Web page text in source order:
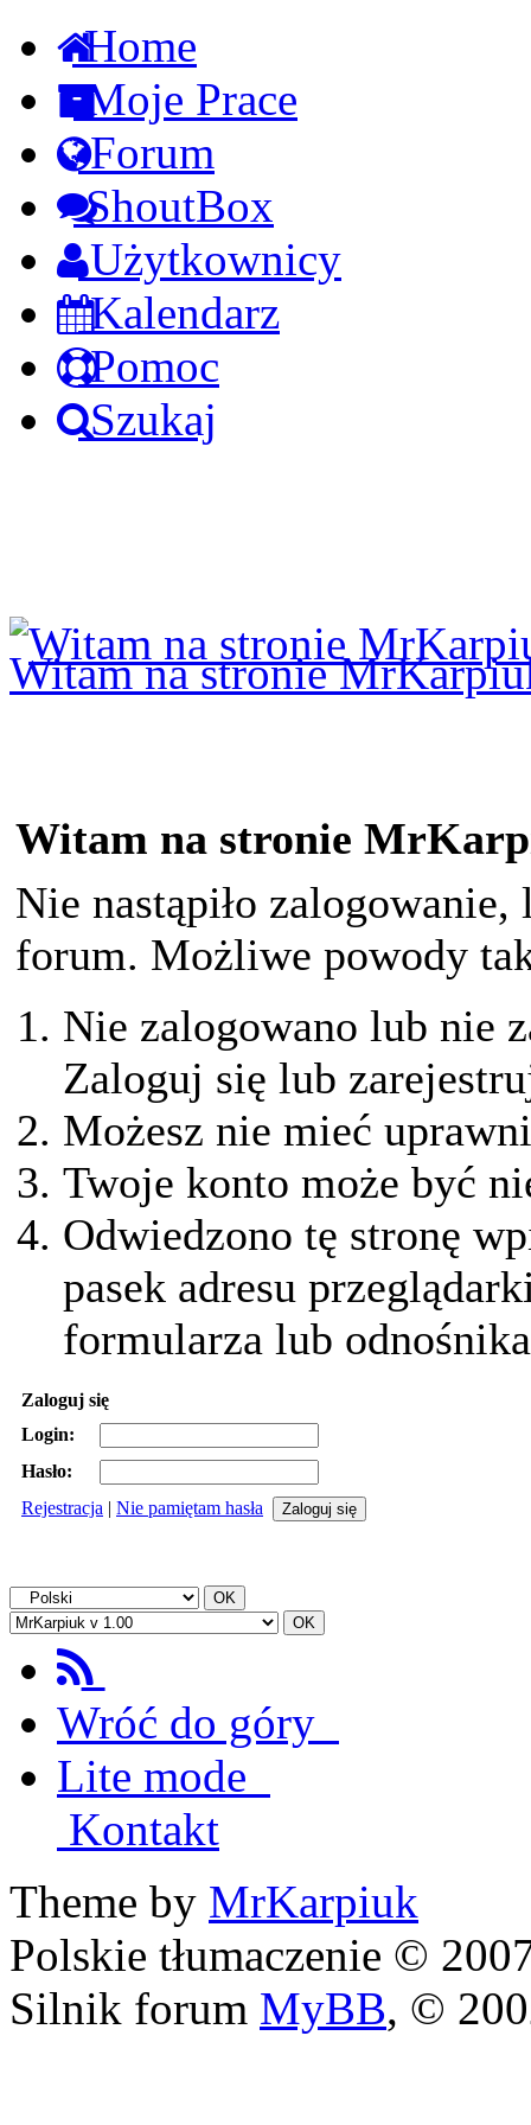
Home
Moje Prace
Forum
ShoutBox
Użytkownicy
Kalendarz
Pomoc
Szukaj
Witam na stronie
Witam na stronie
Nie nastąpiło
forum. Możliwe powody
Nie zalogowano lub nie
Zaloguj się lub
Możesz nie mieć
Twoje konto może być
Odwiedzono tę stronę
pasek adresu
formularza lub
Zaloguj się
Login:
Hasło:
Rejestracja | Nie pamiętam hasła
Wróć do góry
Lite mode
Kontakt
Theme by MrKarpiuk
Polskie tłumaczenie ©
Silnik forum MyBB, ©